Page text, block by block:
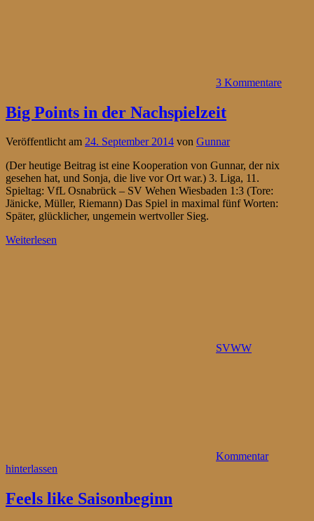
3 Kommentare
Big Points in der Nachspielzeit
Veröffentlicht am 24. September 2014 von Gunnar
(Der heutige Beitrag ist eine Kooperation von Gunnar, der nix
gesehen hat, und Sonja, die live vor Ort war.) 3. Liga, 11.
Spieltag: VfL Osnabrück – SV Wehen Wiesbaden 1:3 (Tore:
Jänicke, Müller, Riemann) Das Spiel in maximal fünf Worten:
Später, glücklicher, ungemein wertvoller Sieg.
Weiterlesen
SVWW
Kommentar
hinterlassen
Feels like Saisonbeginn